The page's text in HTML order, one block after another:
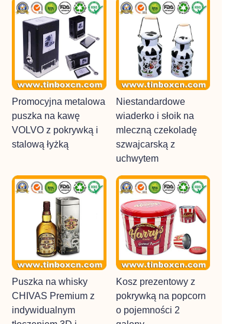
Promocyjna metalowa
puszka na kawę
VOLVO z pokrywką i
stalową łyżką
Niestandardowe
wiaderko i słoik na
mleczną czekoladę
szwajcarską z
uchwytem
Puszka na whisky
CHIVAS Premium z
indywidualnym
Kosz prezentowy z
pokrywką na popcorn
o pojemności 2